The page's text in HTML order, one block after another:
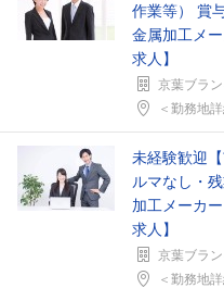
作業等） 賞
金属加工メ
求人】
京葉ブラ
＜勤務地詳
未経験歓迎
ルマなし・
加工メーカ
求人】
京葉ブラ
＜勤務地詳